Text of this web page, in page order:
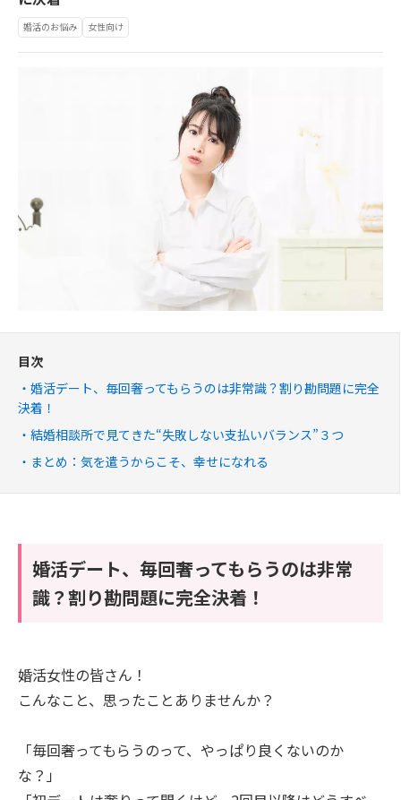
婚活のお悩み 女性向け
目次
婚活デート、毎回奢ってもらうのは非常識？割り勘問題に完全
決着！
結婚相談所で見てきた“失敗しない支払いバランス”３つ
まとめ：気を遣うからこそ、幸せになれる
婚活デート、毎回奢ってもらうのは非常
識？割り勘問題に完全決着！
婚活女性の皆さん！
こんなこと、思ったことありませんか？
「毎回奢ってもらうのって、やっぱり良くないのか
な？」